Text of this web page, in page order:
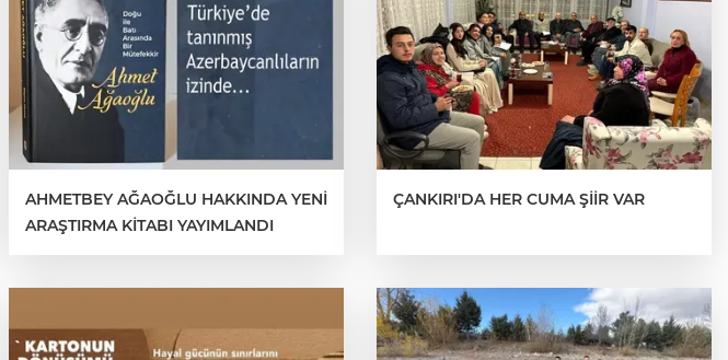
AHMETBEY AĞAOĞLU HAKKINDA YENİ
ARAŞTIRMA KİTABI YAYIMLANDI
ÇANKIRI'DA HER CUMA ŞİİR VAR